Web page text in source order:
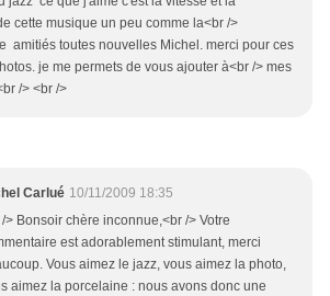
cette musique un peu comme la<br />
amitiés toutes nouvelles Michel. merci pour ces
je me permets de vous ajouter à<br /> mes
/> <br />
Carlué 10/11/2009 18:35
> Bonsoir chère inconnue,<br /> Votre
est adorablement stimulant, merci
Vous aimez le jazz, vous aimez la photo,
aimez la porcelaine : nous avons donc une